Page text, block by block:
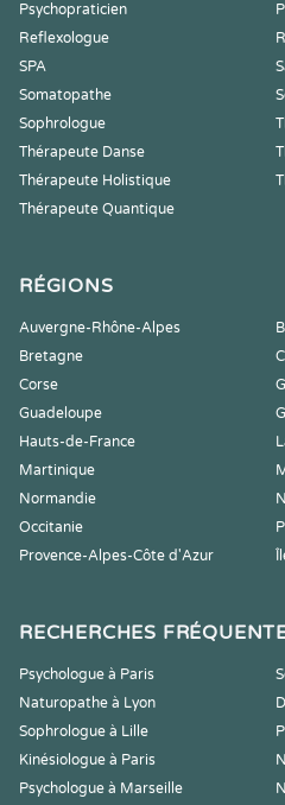
Psychopraticien
Reflexologue
SPA
Somatopathe
Sophrologue
Thérapeute Danse
Thérapeute Holistique
Thérapeute Quantique
RÉGIONS
Auvergne-Rhône-Alpes
Bretagne
Corse
Guadeloupe
Hauts-de-France
Martinique
Normandie
Occitanie
Provence-Alpes-Côte d'Azur
RECHERCHES
Psychologue à Paris
Naturopathe à Lyon
Sophrologue à Lille
Kinésiologue à Paris
Psychologue à Marseille